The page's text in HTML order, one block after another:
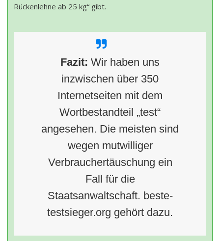
Rückenlehne ab 25 kg“ gibt.
Fazit: Wir haben uns
inzwischen über 350
Internetseiten mit dem
Wortbestandteil „test“
angesehen. Die meisten sind
wegen mutwilliger
Verbrauchertäuschung ein
Fall für die
Staatsanwaltschaft. beste-
testsieger.org gehört dazu.